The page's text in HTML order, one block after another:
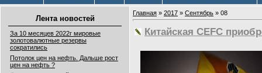
Лента новостей
За 10 месяцев 2022г мировые
золотовалютные резервы
сократились
Потолок цен на нефть. Дальше рост
цен на нефть ?
Главная » 2017 » Сентябрь » 08
Китайская CEFC